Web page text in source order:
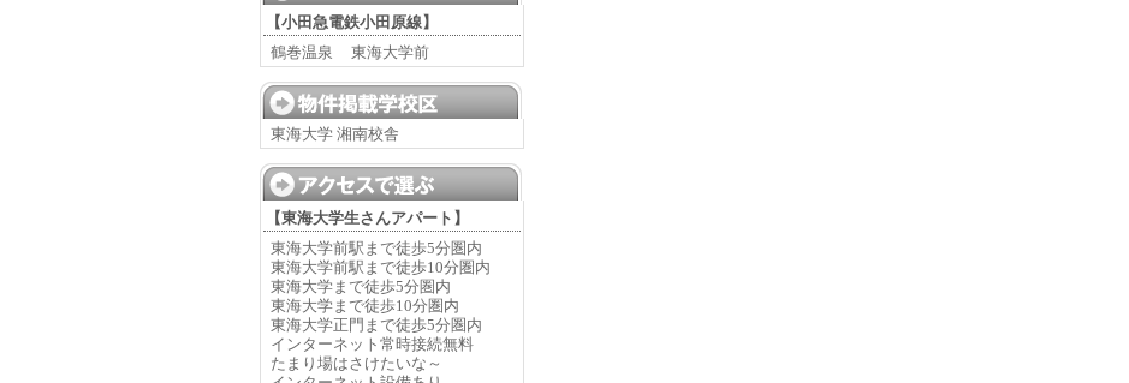
【小田急電鉄小田原線】
鶴巻温泉
東海大学前
東海大学 湘南校舎
【東海大学生さんアパート】
東海大学前駅まで徒歩5分圏内
東海大学前駅まで徒歩10分圏内
東海大学まで徒歩5分圏内
東海大学まで徒歩10分圏内
東海大学正門まで徒歩5分圏内
インターネット常時接続無料
たまり場はさけたいな～